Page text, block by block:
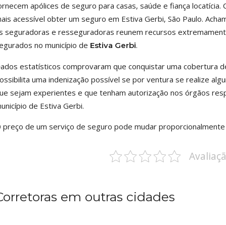
apólices de seguro para casas, saúde e fiança
acessível obter um seguro em Estiva Gerbi, São Paulo.
seguradoras e resseguradoras reunem recursos
no município de Estiva Gerbi.
estatísticos comprovaram que conquistar uma cobertura
uma indenização possível se por ventura se realize
sejam experientes e que tenham autorização nos órgãos
de Estiva Gerbi.
preço de um serviço de seguro pode mudar
em outras cidades